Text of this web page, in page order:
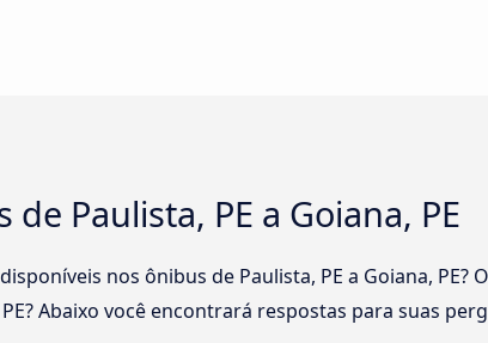
Paulista, PE a Goiana, PE
nos ônibus de Paulista, PE a Goiana, PE?
Abaixo você encontrará respostas para suas